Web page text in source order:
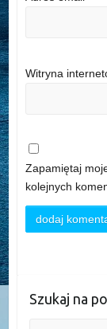
Witryna
Zapamiętaj
kolejnych
Szukaj na